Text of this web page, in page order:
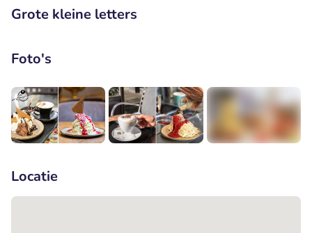
Grote kleine letters
Foto's
Locatie